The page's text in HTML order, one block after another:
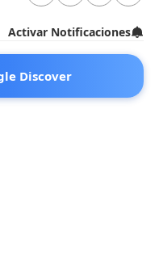
Activar Notificaciones
Discover